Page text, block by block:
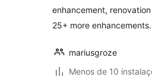
enhancement,
25+ more enhancements.
mariusgroze
Menos de 10